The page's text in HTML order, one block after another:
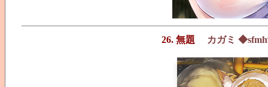
26. 無題 カガミ